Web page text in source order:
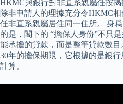
HKMC與銀行對非直系親屬任按揭
除非申請人的理據充分令HKMC
任非直系親屬居住同一住所。 身
的是，閣下的 “擔保人身份”不只
能承擔的貸款，而是整筆貸款數
30年的擔保期限，它根據的是銀
計算。